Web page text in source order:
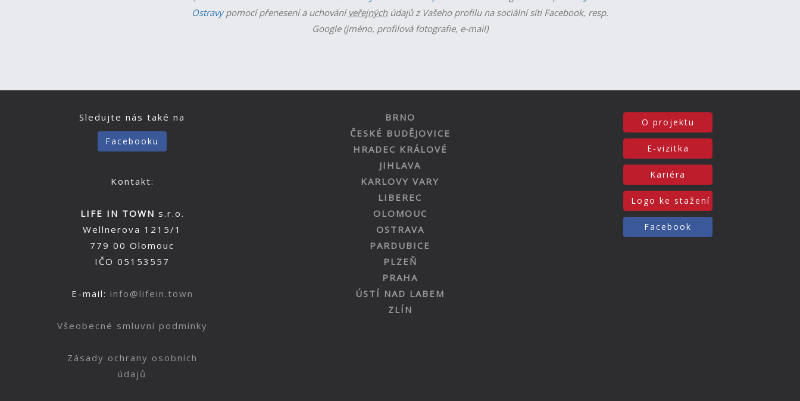
Ostravypomocí přenesení a uchováníveřejnýchúdajů z Vašeho profilu na sociální síti Facebook, resp.
Google (jméno, profilová fotografie, e-mail)
Sledujte nás také na
Facebooku
Kontakt:
LIFE IN TOWN s.r.o.
Wellnerova 1215/1
779 00 Olomouc
IČO 05153557
E-mail: info@lifein.town
Všeobecné smluvní podmínky
Zásady ochrany osobních
údajů
BRNO
ČESKÉ BUDĚJOVICE
HRADEC KRÁLOVÉ
JIHLAVA
KARLOVY VARY
LIBEREC
OLOMOUC
OSTRAVA
PARDUBICE
PLZEŇ
PRAHA
ÚSTÍ NAD LABEM
ZLÍN
O projektu
E-vizitka
Kariéra
Logo ke stažení
Facebook